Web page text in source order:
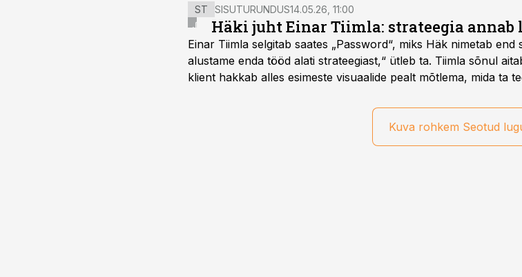
ST SISUTURUNDUS14.05.26, 11:00
Häki juht Einar Tiimla: strateegia annab
Einar Tiimla selgitab saates „Password“, miks Häk nimetab
alustame enda tööd alati strateegiast,“ ütleb ta. Tiimla sõnul
klient hakkab alles esimeste visuaalide pealt mõtlema, mida ta
Kuva rohkem Seotud